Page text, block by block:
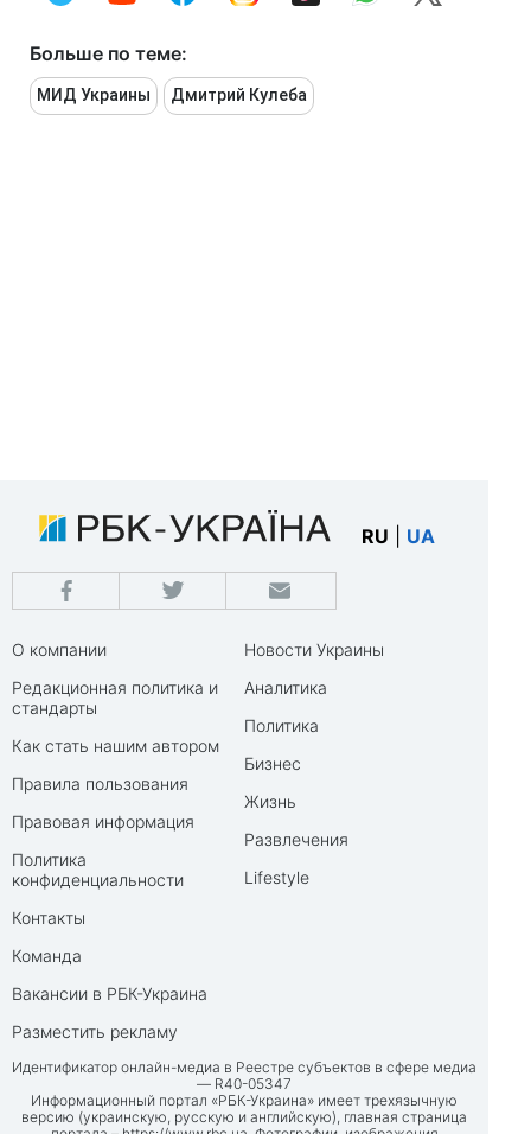
Больше по теме:
МИД Украины Дмитрий Кулеба
RU UA
О компании
Редакционная политика и
стандарты
Как стать нашим автором
Правила пользования
Правовая информация
Политика
конфиденциальности
Контакты
Команда
Вакансии в РБК-Украина
Разместить рекламу
Новости Украины
Аналитика
Политика
Бизнес
Жизнь
Развлечения
Lifestyle
Идентификатор онлайн-медиа в Реестре субъектов в сфере медиа
— R40-05347
Информационный портал «РБК-Украина» имеет трехязычную
версию (украинскую, русскую и английскую), главная страница